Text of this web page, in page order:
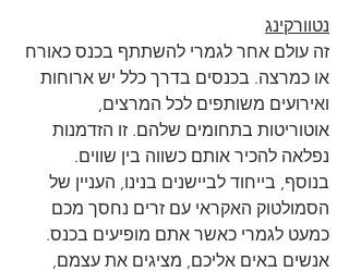
נטוורקינג
זה עולם אחר לגמרי להשתתף בכנס כאורח
או כמרצה. בכנסים בדרך כלל יש ארוחות
ואירועים משותפים לכל המרצים,
אוטוריטות בתחומים שלהם. זו הזדמנות
נפלאה להכיר אותם כשווה בין שווים.
בנוסף, בייחוד לביישנים בנינו, העניין של
הסמולטוק האקראי עם זרים נחסך מכם
כמעט לגמרי כאשר אתם מופיעים בכנס.
אנשים באים אליכם, מציגים את עצמם,